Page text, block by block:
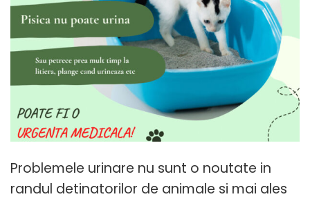
Problemele urinare nu sunt o noutate in
randul detinatorilor de animale si mai ales